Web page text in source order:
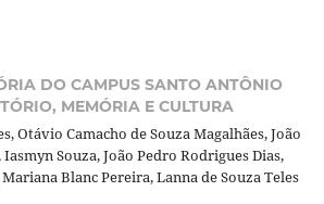
DO CAMPUS SANTO ANTÔNIO
MEMÓRIA E CULTURA
Otávio Camacho de Souza Magalhães, João
Souza, João Pedro Rodrigues Dias,
Blanc Pereira, Lanna de Souza Teles